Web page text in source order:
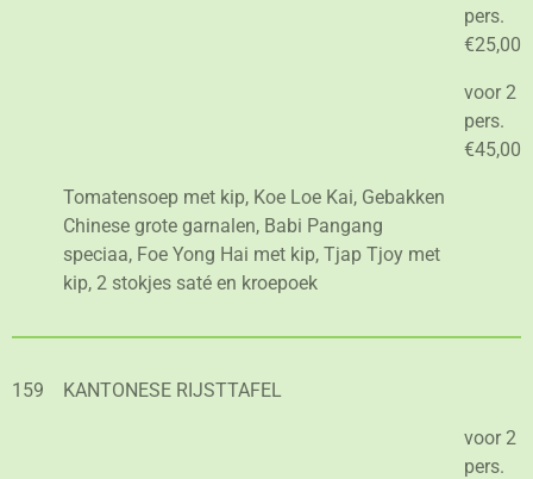
pers.
€25,00
voor 2
pers.
€45,00
Tomatensoep met kip, Koe Loe Kai, Gebakken
Chinese grote garnalen, Babi Pangang
speciaa, Foe Yong Hai met kip, Tjap Tjoy met
kip, 2 stokjes saté en kroepoek
159 KANTONESE RIJSTTAFEL
voor 2
pers.